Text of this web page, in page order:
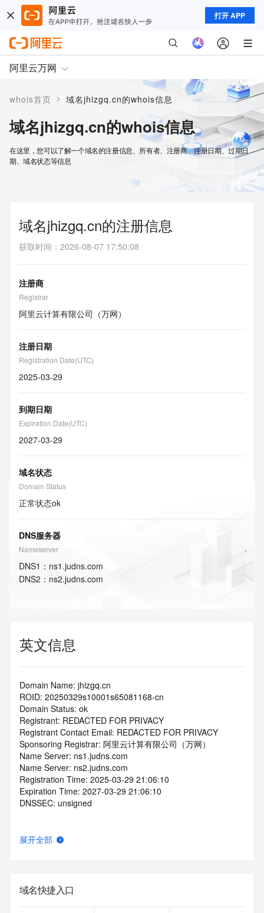
打开 APP
阿里云万网
whois首页 > 域名jhizgq.cn的whois信息
域名jhizgq.cn的whois信息
在这里，您可以了解一个域名的注册信息、所有者、注册商、注册日期、过期日
期、域名状态等信息
域名jhizgq.cn的注册信息
获取时间 ： 2026-08-07 17:50:08
注册商
Registrar
阿里云计算有限公司（万网）
注册日期
Registration Date(UTC)
2025-03-29
到期日期
Expiration Date(UTC)
2027-03-29
域名状态
Domain Status
正常状态ok
DNS服务器
Nameserver
DNS1 ： ns1.judns.com
DNS2 ： ns2.judns.com
英文信息
Domain Name: jhizgq.cn
ROID: 20250329s10001s65081168-cn
Domain Status: ok
Registrant: REDACTED FOR PRIVACY
Registrant Contact Email: REDACTED FOR PRIVACY
Sponsoring Registrar: 阿里云计算有限公司（万网）
Name Server: ns1.judns.com
Name Server: ns2.judns.com
Registration Time: 2025-03-29 21:06:10
Expiration Time: 2027-03-29 21:06:10
DNSSEC: unsigned
展开全部
域名快捷入口